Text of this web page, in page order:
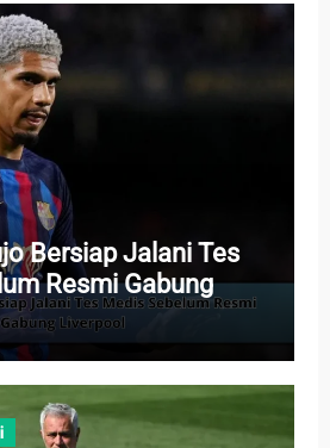
Bersiap Jalani Tes
Resmi Gabung